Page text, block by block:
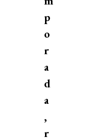
p
o
r
a
d
a
,
r